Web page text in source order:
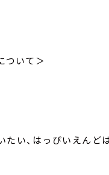
ついて＞
い、はっぴいえんど